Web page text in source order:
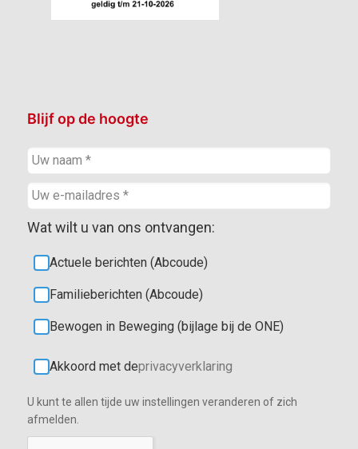
Blijf op de hoogte
Wat wilt u van ons ontvangen:
Actuele berichten (Abcoude)
Familieberichten (Abcoude)
Bewogen in Beweging (bijlage bij de ONE)
Akkoord met deprivacyverklaring
U kunt te allen tijde uw instellingen veranderen of zich
afmelden.